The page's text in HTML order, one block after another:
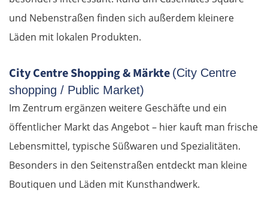
und Nebenstraßen finden sich außerdem kleinere
Läden mit lokalen Produkten.
City Centre Shopping & Märkte (City Centre
shopping / Public Market)
Im Zentrum ergänzen weitere Geschäfte und ein
öffentlicher Markt das Angebot – hier kauft man frische
Lebensmittel, typische Süßwaren und Spezialitäten.
Besonders in den Seitenstraßen entdeckt man kleine
Boutiquen und Läden mit Kunsthandwerk.